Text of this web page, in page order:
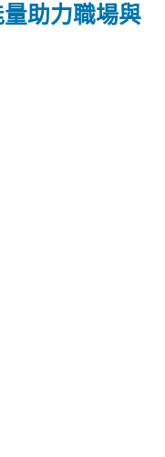
助力職場與